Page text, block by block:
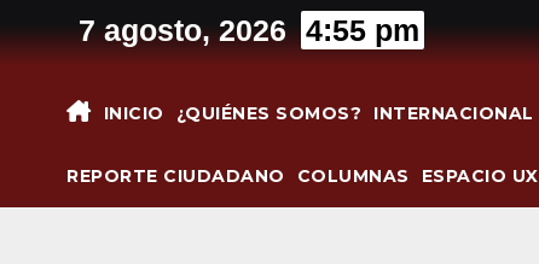
al
7 agosto, 2026 4:55 pm
INICIO ¿QUIÉNES SOMOS? INTERNACIONAL
REPORTE CIUDADANO COLUMNAS ESPACIO UX